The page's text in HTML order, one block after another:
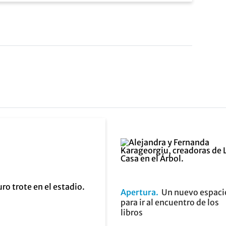
Apertura
Un nuevo
para ir al encuentro de los
libros